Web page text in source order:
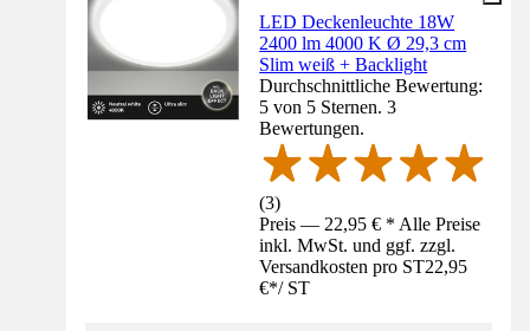
LED Deckenleuchte 18W
2400 lm 4000 K Ø 29,3 cm
Slim weiß + Backlight
Durchschnittliche Bewertung:
5 von 5 Sternen. 3
Bewertungen.
(3)
Preis — 22,95 € * Alle Preise
inkl. MwSt. und ggf. zzgl.
Versandkosten pro ST22,95
€*/ ST